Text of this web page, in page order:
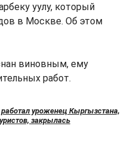
уулу, который
в Москве. Об этом
виновным, ему
работ.
уроженец Кыргызстана,
закрылась